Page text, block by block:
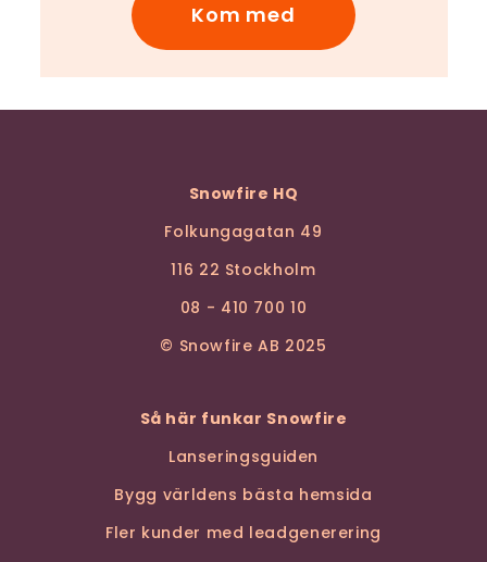
Kom med
Snowfire HQ
Folkungagatan 49
116 22 Stockholm
08 - 410 700 10
© Snowfire AB 2025
Så här funkar Snowfire
Lanseringsguiden
Bygg världens bästa hemsida
Fler kunder med leadgenerering